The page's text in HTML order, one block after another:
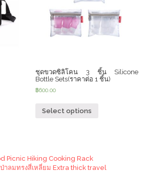
ชุดขวดซิลิโคน 3 ชิ้น Silicone
Bottle Sets(ราคาต่อ 1 ชิ้น)
฿600.00
Select options
Picnic Hiking Cooking Rack
ลมทรงสี่เหลี่ยม Extra thick travel